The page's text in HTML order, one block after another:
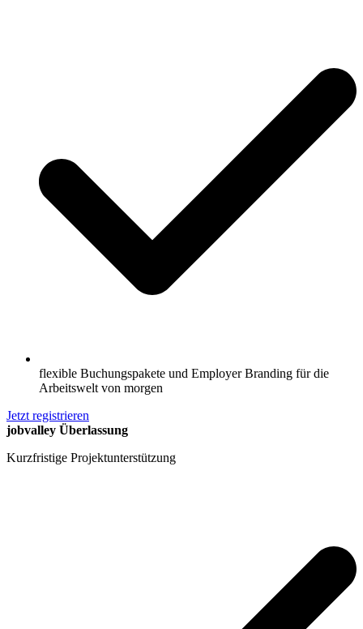
flexible Buchungspakete und Employer Branding für die
Arbeitswelt von morgen
Jetzt registrieren
jobvalley Überlassung
Kurzfristige Projektunterstützung